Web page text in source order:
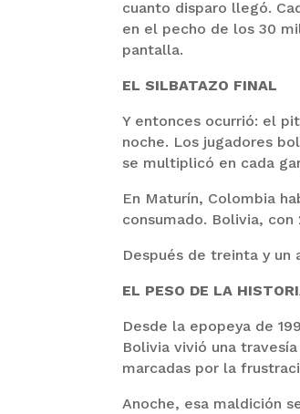
cuanto disparo llegó.
en el pecho de los 30
pantalla.
EL SILBATAZO FINAL
Y entonces ocurrió: el
noche. Los jugadores
se multiplicó en cada
En Maturín, Colombia
consumado. Bolivia,
Después de treinta y un
EL PESO DE LA
Desde la epopeya de
Bolivia vivió una
marcadas por la
Anoche, esa maldición